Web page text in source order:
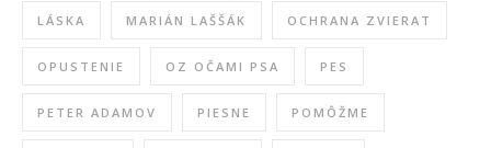
LÁSKA MARIÁN LAŠŠÁK OCHRANA ZVIERAT
OPUSTENIE OZ OČAMI PSA PES
PETER ADAMOV PIESNE POMÔŽME